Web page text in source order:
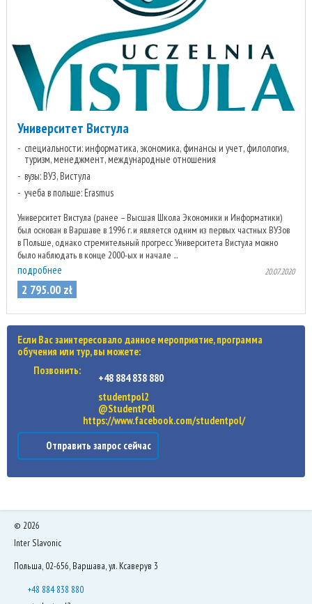
Университет Вистула
специальности: информатика, экономика, финансы и учет, филология,
туризм, менеджмент, международные отношения
вузы: ВУЗ, Вистула
учеба в польше: Erasmus
Университет Вистула (ранее – Высшая Школа Экономики и Информатики)
был основан в Варшаве в 1996 г. и является одним из первых частных ВУЗов
в Польше, однако стремительный прогресс Университета Вистула можно
было наблюдать в конце 2000-ых и начале ...
подробнее 20.07.2020
2 795.00 zł
Если Вас заинтересовало данное мероприятие, программа
обучения или тур, вы можете:
Позвонить:
+48 884 838 880
studentpol2
@StudentP0l
https://www.facebook.com/studentpol/
Отправить запрос сейчас
© 2026
Inter Slavonic
Польша, 02-656, Варшава, ул. Ксаверув 3
+48 884 838 880